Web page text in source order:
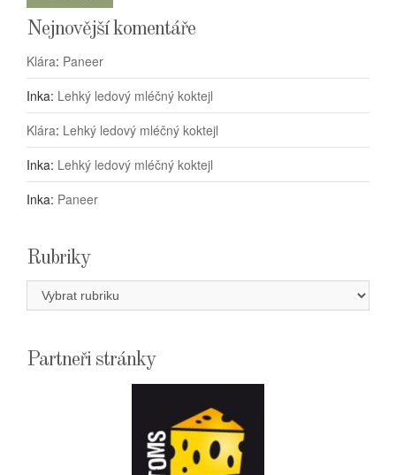
Nejnovější komentáře
Klára: Paneer
Inka: Lehký ledový mléčný koktejl
Klára: Lehký ledový mléčný koktejl
Inka: Lehký ledový mléčný koktejl
Inka: Paneer
Rubriky
Rubriky
Partneři stránky